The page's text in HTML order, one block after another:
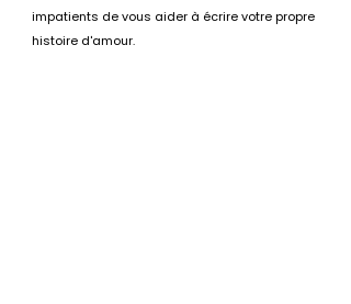
impatients de vous aider à écrire votre propre
histoire d'amour.